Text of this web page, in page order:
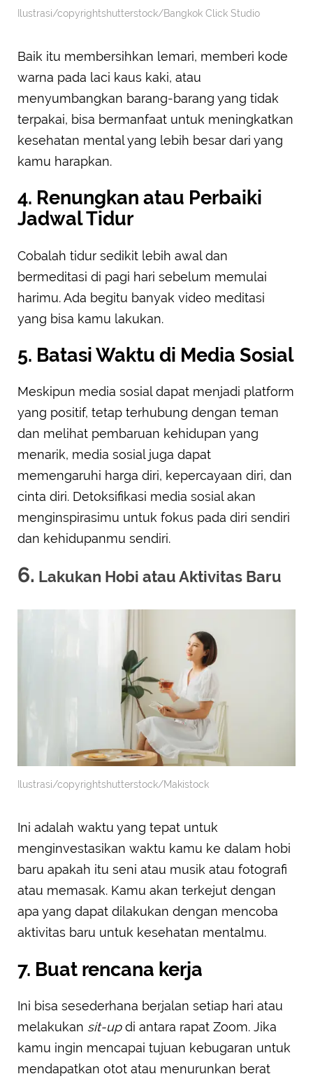
Ilustrasi/copyrightshutterstock/Bangkok Click Studio
Baik itu membersihkan lemari, memberi kode
warna pada laci kaus kaki, atau
menyumbangkan barang-barang yang tidak
terpakai, bisa bermanfaat untuk meningkatkan
kesehatan mental yang lebih besar dari yang
kamu harapkan.
4. Renungkan atau Perbaiki
Jadwal Tidur
Cobalah tidur sedikit lebih awal dan
bermeditasi di pagi hari sebelum memulai
harimu. Ada begitu banyak video meditasi
yang bisa kamu lakukan.
5. Batasi Waktu di Media Sosial
Meskipun media sosial dapat menjadi platform
yang positif, tetap terhubung dengan teman
dan melihat pembaruan kehidupan yang
menarik, media sosial juga dapat
memengaruhi harga diri, kepercayaan diri, dan
cinta diri. Detoksifikasi media sosial akan
menginspirasimu untuk fokus pada diri sendiri
dan kehidupanmu sendiri.
6. Lakukan Hobi atau Aktivitas Baru
Ilustrasi/copyrightshutterstock/Makistock
Ini adalah waktu yang tepat untuk
menginvestasikan waktu kamu ke dalam hobi
baru apakah itu seni atau musik atau fotografi
atau memasak. Kamu akan terkejut dengan
apa yang dapat dilakukan dengan mencoba
aktivitas baru untuk kesehatan mentalmu.
7. Buat rencana kerja
Ini bisa sesederhana berjalan setiap hari atau
melakukan sit-updi antara rapat Zoom. Jika
kamu ingin mencapai tujuan kebugaran untuk
mendapatkan otot atau menurunkan berat